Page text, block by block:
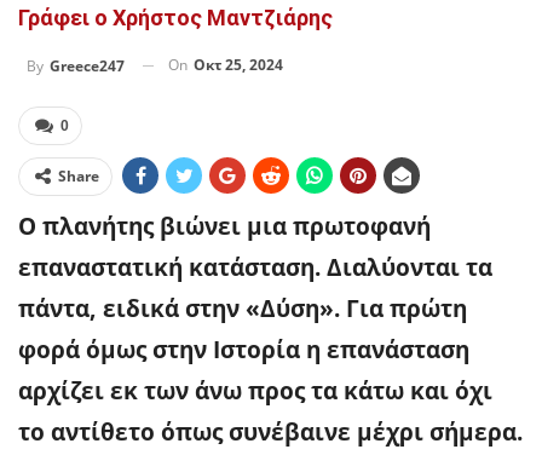
Γράφει ο Χρήστος Μαντζιάρης
By Greece247 On Οκτ 25, 2024
0
Share
Ο πλανήτης βιώνει μια πρωτοφανή
επαναστατική κατάσταση. Διαλύονται τα
πάντα, ειδικά στην «Δύση». Για πρώτη
φορά όμως στην Ιστορία η επανάσταση
αρχίζει εκ των άνω προς τα κάτω και όχι
το αντίθετο όπως συνέβαινε μέχρι σήμερα.